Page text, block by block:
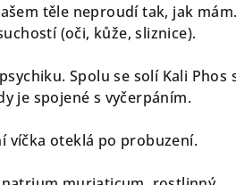
těle neproudí tak, jak
(oči, kůže, sliznice).
Spolu se solí Kali Phos
je spojené s vyčerpáním.
víčka oteklá po probuzení.